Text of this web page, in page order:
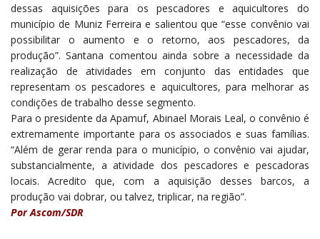
dessas aquisições para os pescadores e aquicultores do
município de Muniz Ferreira e salientou que “esse convênio vai
possibilitar o aumento e o retorno, aos pescadores, da
produção”. Santana comentou ainda sobre a necessidade da
realização de atividades em conjunto das entidades que
representam os pescadores e aquicultores, para melhorar as
condições de trabalho desse segmento.
Para o presidente da Apamuf, Abinael Morais Leal, o convênio é
extremamente importante para os associados e suas famílias.
“Além de gerar renda para o município, o convênio vai ajudar,
substancialmente, a atividade dos pescadores e pescadoras
locais. Acredito que, com a aquisição desses barcos, a
produção vai dobrar, ou talvez, triplicar, na região”.
Por Ascom/SDR